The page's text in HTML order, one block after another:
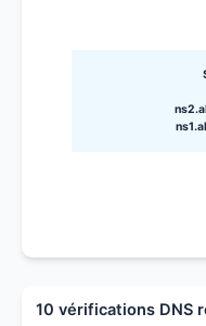
10 vérifications DNS